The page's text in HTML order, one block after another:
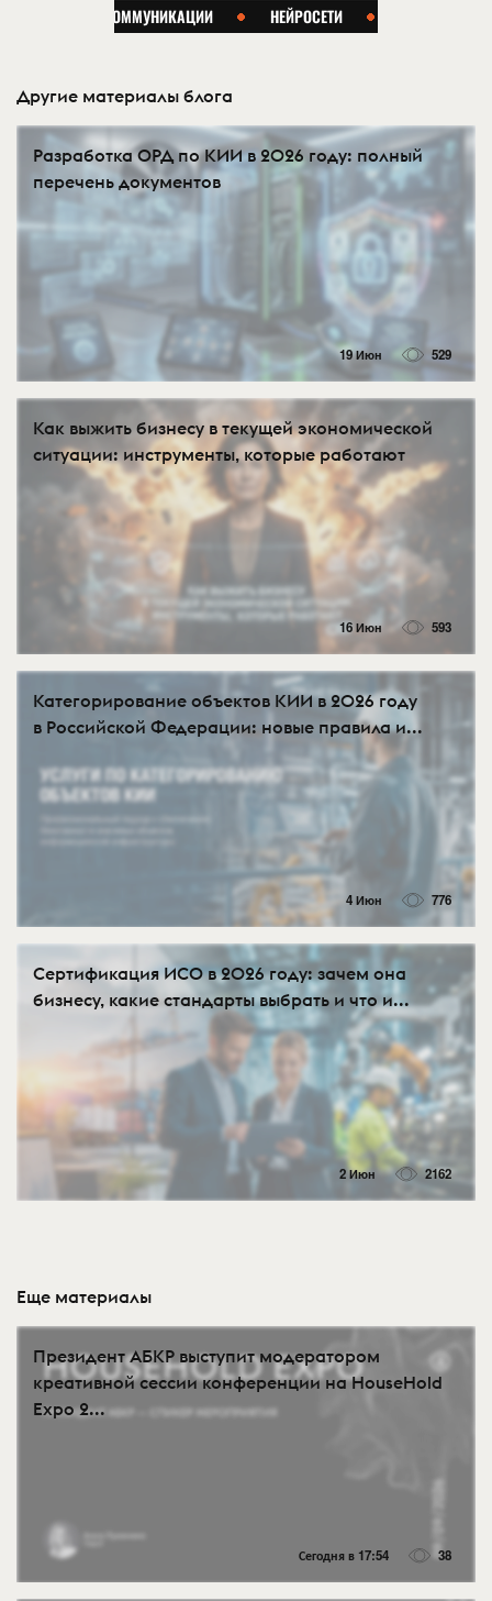
Другие материалы блога
Разработка ОРД по КИИ в 2026 году: полный
перечень документов
19 Июн 529
Как выжить бизнесу в текущей экономической
ситуации: инструменты, которые работают
16 Июн 593
Категорирование объектов КИИ в 2026 году
в Российской Федерации: новые правила и...
4 Июн 776
Сертификация ИСО в 2026 году: зачем она
бизнесу, какие стандарты выбрать и что и...
2 Июн 2162
Еще материалы
Президент АБКР выступит модератором
креативной сессии конференции на HouseHold
Expo 2...
Сегодня в 17:54 38